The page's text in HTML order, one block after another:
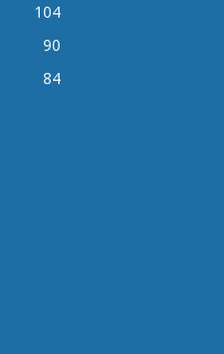
104
90
84